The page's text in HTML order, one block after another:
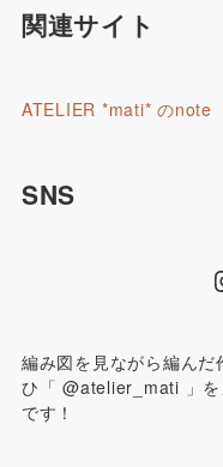
関連サイト
ATELIER *mati* のnote
SNS
編み図を見ながら編ん
ひ「 @atelier_mati 」
です！